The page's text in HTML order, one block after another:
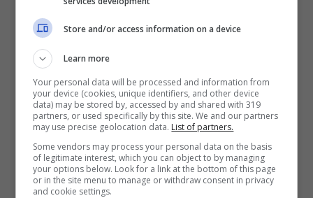
Store and/or access information on a device
Learn more
Your personal data will be processed and information from
your device (cookies, unique identifiers, and other device
data) may be stored by, accessed by and shared with 319
partners, or used specifically by this site. We and our partners
may use precise geolocation data. List of partners.
Some vendors may process your personal data on the basis
of legitimate interest, which you can object to by managing
your options below. Look for a link at the bottom of this page
or in the site menu to manage or withdraw consent in privacy
and cookie settings.